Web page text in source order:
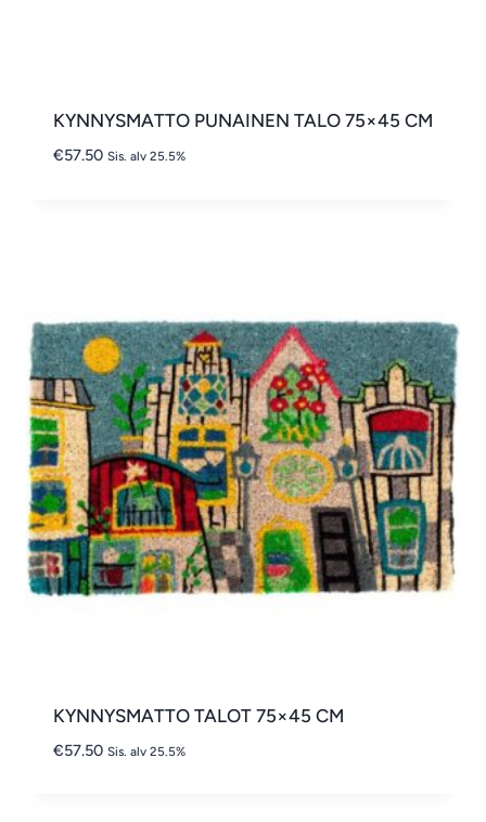
KYNNYSMATTO PUNAINEN TALO 75×45 CM
€57.50 Sis. alv 25.5%
KYNNYSMATTO TALOT 75×45 CM
€57.50 Sis. alv 25.5%